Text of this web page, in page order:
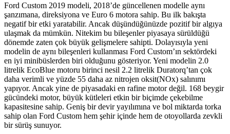
Ford Custom 2019 modeli, 2018’de güncellenen modelle aynı
şanzımana, direksiyona ve Euro 6 motora sahip. Bu ilk bakışta
negatif bir etki yaratabilir. Ancak düşündüğünüzde pozitif bir algıya
ulaşmak da mümkün. Nitekim bu bileşenler piyasaya sürüldüğü
dönemde zaten çok büyük gelişmelere sahipti. Dolayısıyla yeni
modelin de aynı bileşenleri kullanması Ford Custom’ın sektördeki
en iyi minibüslerden biri olduğunu gösteriyor. Yeni modelin 2.0
litrelik EcoBlue motoru birinci nesil 2.2 litrelik Duratorq’tan çok
daha verimli ve yüzde 55 daha az nitrojen oksit(NOx) salınımı
yapıyor. Ancak yine de piyasadaki en rafine motor değil. 168 beygir
gücündeki motor, büyük kütleleri etkin bir biçimde çekebilme
kapasitesine sahip. Geniş bir devir yayılımına ve bol miktarda torka
sahip olan Ford Custom hem şehir içinde hem de otoyollarda zevkli
bir sürüş sunuyor.